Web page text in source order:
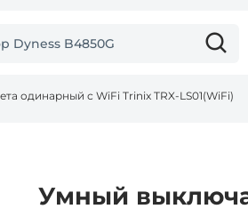
одинарный с WiFi Trinix TRX-LS01(WiFi)
Умный